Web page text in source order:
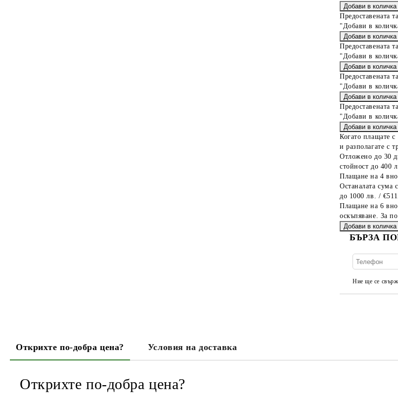
Предоставената
"Добави в
Предоставената
"Добави в
Предоставената
"Добави в
Предоставената
"Добави в
Когато плащате
и разполагате с
Отложено до 30
стойност до 400
Плащане на 4
Останалата сума
до 1000 лв. /
Плащане на 6
оскъпяване. За
БЪРЗА
Ние ще се
Открихте по-добра цена? Условия на доставка
Открихте по-добра цена?